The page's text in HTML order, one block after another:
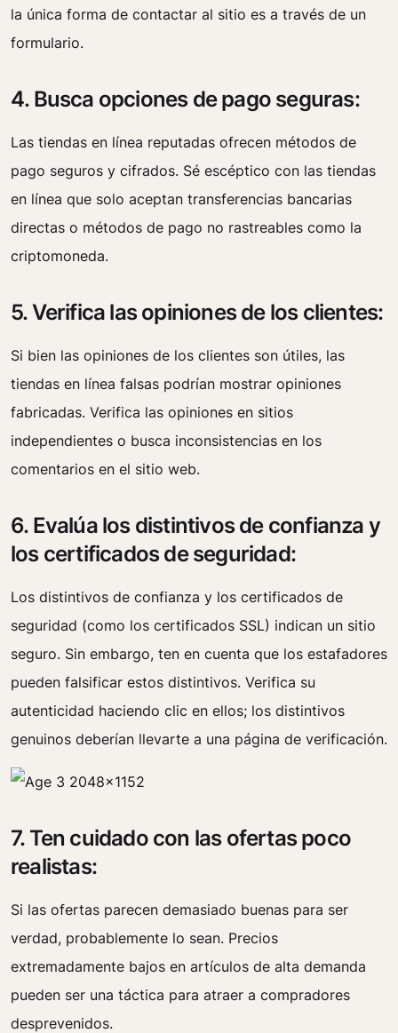
la única forma de contactar al sitio es a través de un
formulario.
4. Busca opciones de pago seguras:
Las tiendas en línea reputadas ofrecen métodos de
pago seguros y cifrados. Sé escéptico con las tiendas
en línea que solo aceptan transferencias bancarias
directas o métodos de pago no rastreables como la
criptomoneda.
5. Verifica las opiniones de los clientes:
Si bien las opiniones de los clientes son útiles, las
tiendas en línea falsas podrían mostrar opiniones
fabricadas. Verifica las opiniones en sitios
independientes o busca inconsistencias en los
comentarios en el sitio web.
6. Evalúa los distintivos de confianza y
los certificados de seguridad:
Los distintivos de confianza y los certificados de
seguridad (como los certificados SSL) indican un sitio
seguro. Sin embargo, ten en cuenta que los estafadores
pueden falsificar estos distintivos. Verifica su
autenticidad haciendo clic en ellos; los distintivos
genuinos deberían llevarte a una página de verificación.
7. Ten cuidado con las ofertas poco
realistas:
Si las ofertas parecen demasiado buenas para ser
verdad, probablemente lo sean. Precios
extremadamente bajos en artículos de alta demanda
pueden ser una táctica para atraer a compradores
desprevenidos.